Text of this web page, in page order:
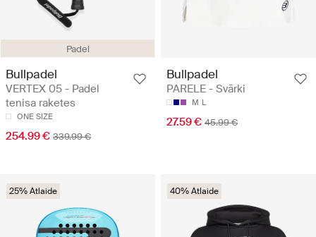
Padel
Bullpadel
VERTEX 05 - Padel
tenisa raketes
ONE SIZE
254.99 € 339.99 €
Bullpadel
PARELE - Svārki
M L
27.59 € 45.99 €
25% Atlaide 40% Atlaide